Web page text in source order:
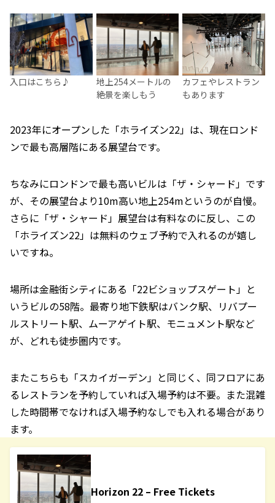
入口はこちら♪
地上254メートルの
絶景を楽しもう
カフェやレストラン
もあります
2023年にオープンした「ホライズン22」は、現在ロンド
ンで最も高層階にある展望台です。
ちなみにロンドンで最も高いビルは「ザ・シャード」です
が、その展望台より10m高い地上254mというのが自慢。
さらに「ザ・シャード」展望台は有料なのに反し、この
「ホライズン22」は無料のウェブ予約で入れるのが嬉し
いですね。
場所は金融街シティにある「22ビショップスゲート」と
いうビルの58階。最寄り地下鉄駅はバンク駅、リバプー
ルストリート駅、ムーアゲイト駅、モニュメント駅など
が、どれも徒歩圏内です。
またこちらも「スカイガーデン」と同じく、同フロアにあ
るレストランを予約していれば入場予約は不要。また混雑
した時間帯でなければ入場予約なしでも入れる場合があり
ます。
Horizon 22 – Free Tickets